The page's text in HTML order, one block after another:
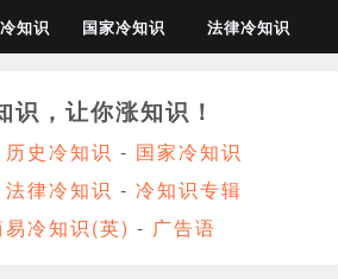
知识 国家冷知识 法律冷知识
识，让你涨知识！
历史冷知识 - 国家冷知识
法律冷知识 - 冷知识专辑
易冷知识(英) - 广告语